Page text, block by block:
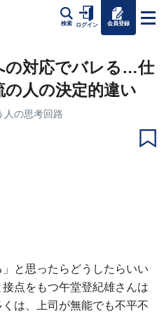
検索 ログイン 会員登録
の対応でバレる…仕
人の決定的違い
人の思考回路
」と思ったらどうしたらいい
点をもつ午堂登紀雄さんは
くは、上司が無能でも不平不